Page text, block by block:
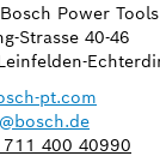
Power
Strasse 40-46
pt.com
400 40990